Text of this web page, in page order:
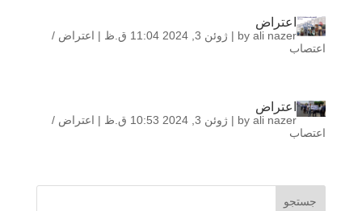
اعتراض
byali nazer
| ژوئن 3, 2024 11:04 ق.ظ | اعتراض /
اعتصاب
اعتراض
byali nazer
| ژوئن 3, 2024 10:53 ق.ظ | اعتراض /
اعتصاب
جستجو